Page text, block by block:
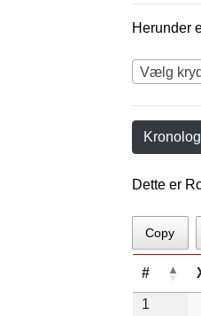
Herunder
Vælg
Dette er
Copy
#
1